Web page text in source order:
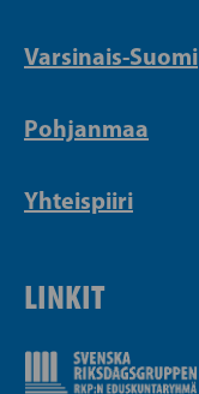
Varsinais-Suomi
Pohjanmaa
Yhteispiiri
LINKIT